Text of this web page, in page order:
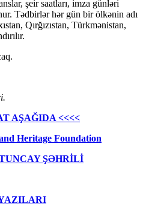
şeir saatları, imza günləri
Tədbirlər hər gün bir ölkənin adı
Qırğızıstan, Türkmənistan,
AŞAĞIDA <<<<
Heritage Foundation
ŞƏHRİLİ